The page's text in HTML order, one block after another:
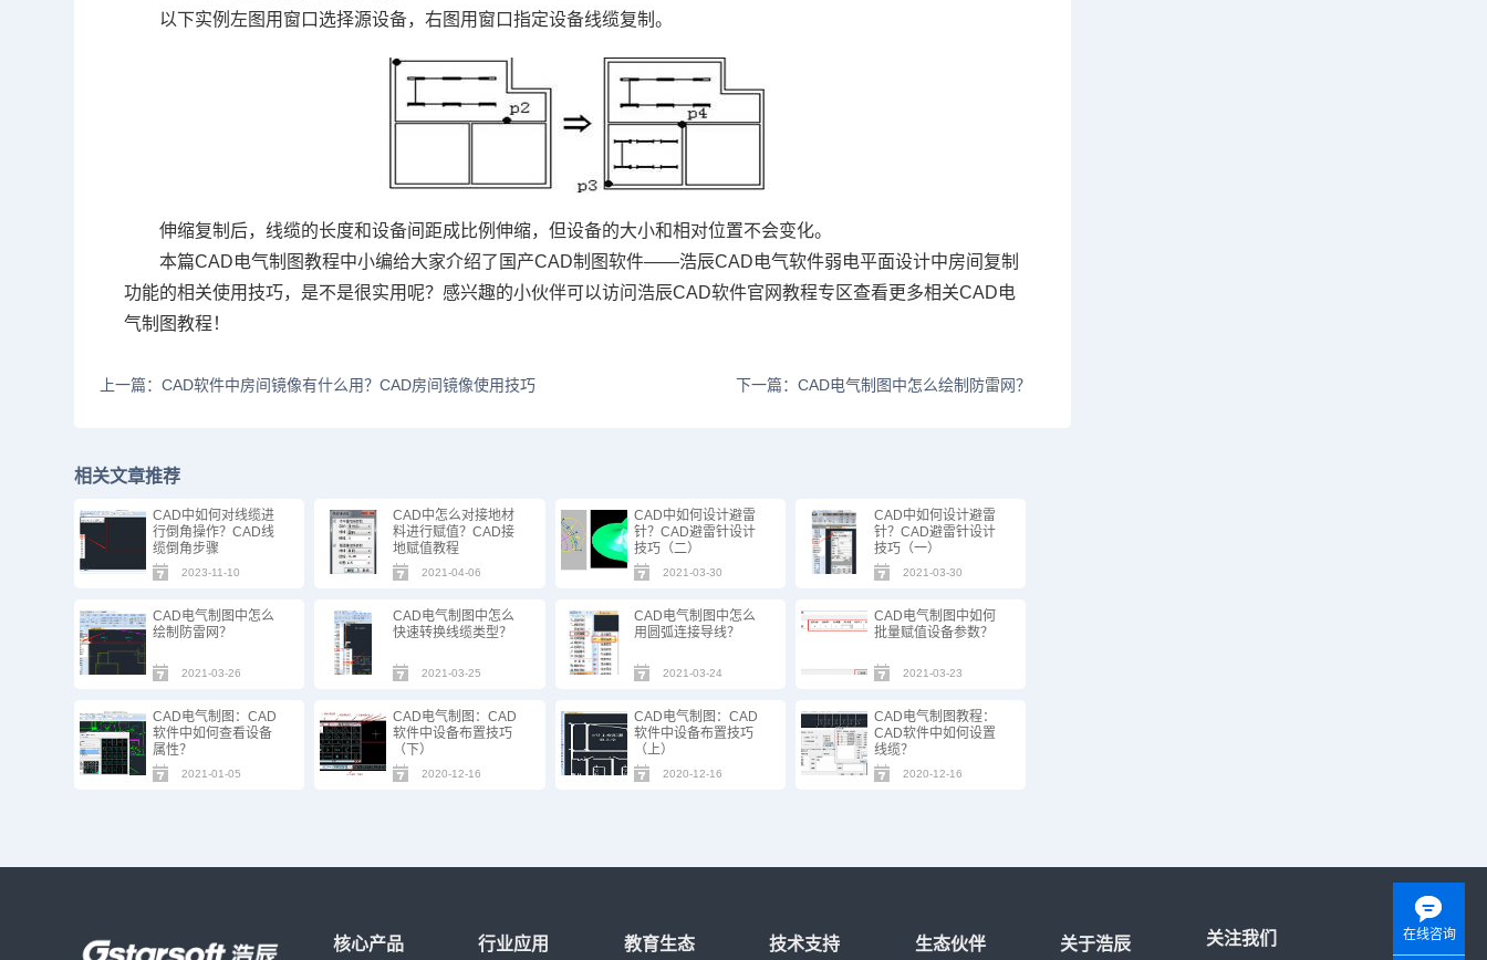
以下实例左图用窗口选择源设备，右图用窗口指定设备线缆复制。
伸缩复制后，线缆的长度和设备间距成比例伸缩，但设备的大小和相对位置不会变化。
本篇CAD电气制图教程中小编给大家介绍了国产CAD制图软件——浩辰CAD电气软件弱电平面设计中房间复制
功能的相关使用技巧，是不是很实用呢？感兴趣的小伙伴可以访问浩辰CAD软件官网教程专区查看更多相关CAD电
气制图教程！
上一篇：CAD软件中房间镜像有什么用？CAD房间镜像使用技巧 下一篇：CAD电气制图中怎么绘制防雷网？
相关文章推荐
CAD中如何对线缆进
行倒角操作？CAD线
缆倒角步骤
2023-11-10
CAD中怎么对接地材
料进行赋值？CAD接
地赋值教程
2021-04-06
CAD中如何设计避雷
针？CAD避雷针设计
技巧（二）
2021-03-30
CAD中如何设计避雷
针？CAD避雷针设计
技巧（一）
2021-03-30
CAD电气制图中怎么
绘制防雷网？
2021-03-26
CAD电气制图中怎么
快速转换线缆类型？
2021-03-25
CAD电气制图中怎么
用圆弧连接导线？
2021-03-24
CAD电气制图中如何
批量赋值设备参数？
2021-03-23
CAD电气制图：CAD
软件中如何查看设备
属性？
2021-01-05
CAD电气制图：CAD
软件中设备布置技巧
（下）
2020-12-16
CAD电气制图：CAD
软件中设备布置技巧
（上）
2020-12-16
CAD电气制图教程：
CAD软件中如何设置
线缆？
2020-12-16
核心产品 行业应用 教育生态 技术支持 生态伙伴 关于浩辰 关注我们 在线咨询